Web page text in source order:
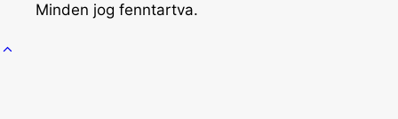
Minden jog fenntartva.